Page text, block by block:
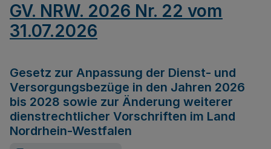
GV. NRW. 2026 Nr. 22 vom
31.07.2026
Gesetz zur Anpassung der Dienst- und
Versorgungsbezüge in den Jahren 2026
bis 2028 sowie zur Änderung weiterer
dienstrechtlicher Vorschriften im Land
Nordrhein-Westfalen